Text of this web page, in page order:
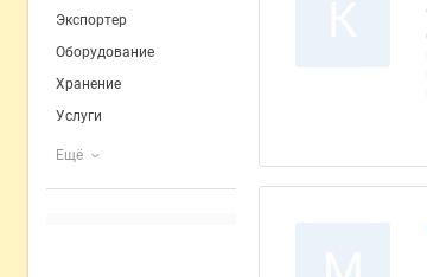
Экспортер
Оборудование
Хранение
Услуги
Ещё